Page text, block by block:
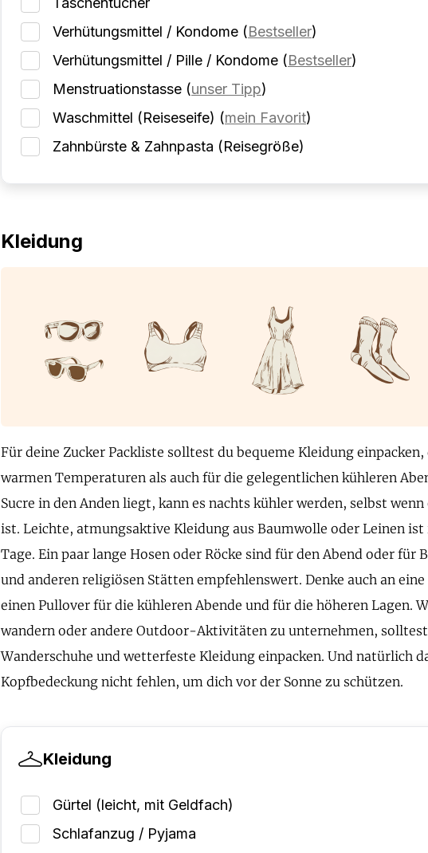
Verhütungsmittel / Kondome (Bestseller)
Verhütungsmittel / Pille / Kondome (Bestseller)
Menstruationstasse (unser Tipp)
Waschmittel (Reiseseife) (mein Favorit)
Zahnbürste & Zahnpasta (Reisegröße)
Kleidung
Für deine Zucker Packliste solltest du bequeme Kleidung
warmen Temperaturen als auch für die gelegentlichen kühleren
Sucre in den Anden liegt, kann es nachts kühler werden, selbst
ist. Leichte, atmungsaktive Kleidung aus Baumwolle oder Leinen
Tage. Ein paar lange Hosen oder Röcke sind für den Abend oder für
und anderen religiösen Stätten empfehlenswert. Denke auch an eine
einen Pullover für die kühleren Abende und für die höheren Lagen.
wandern oder andere Outdoor-Aktivitäten zu unternehmen,
Wanderschuhe und wetterfeste Kleidung einpacken. Und natürlich
Kopfbedeckung nicht fehlen, um dich vor der Sonne zu schützen.
Kleidung
Gürtel (leicht, mit Geldfach)
Schlafanzug / Pyjama